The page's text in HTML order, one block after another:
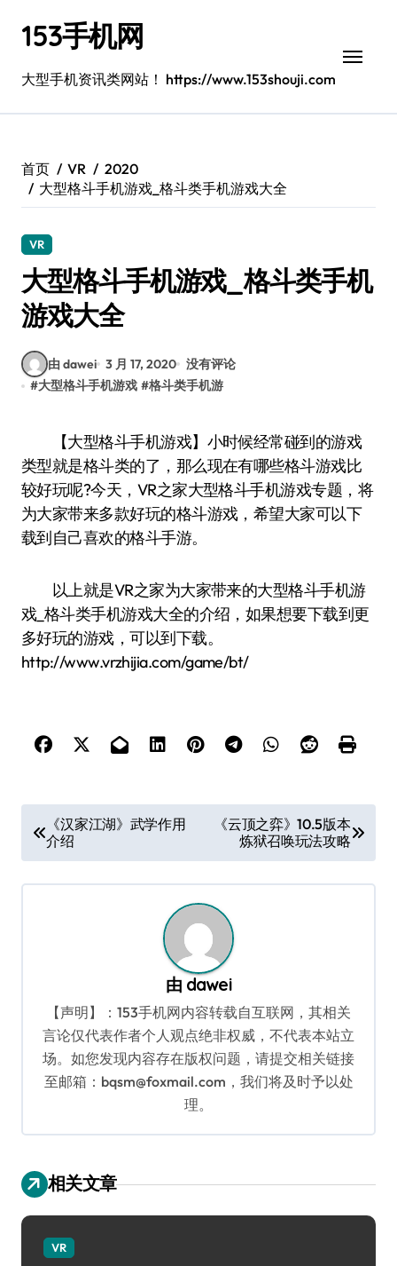
153手机网
大型手机资讯类网站！ https://www.153shouji.com
首页 VR
2020
大型格斗手机游戏_格斗类手机游戏大全
VR
大型格斗手机游戏_格斗类手机
游戏大全
由 dawei 3 月 17, 2020 没有评论
#大型格斗手机游戏 #格斗类手机游
【大型格斗手机游戏】小时候经常碰到的游戏
类型就是格斗类的了，那么现在有哪些格斗游戏比
较好玩呢?今天，VR之家大型格斗手机游戏专题，将
为大家带来多款好玩的格斗游戏，希望大家可以下
载到自己喜欢的格斗手游。
以上就是VR之家为大家带来的大型格斗手机游
戏_格斗类手机游戏大全的介绍，如果想要下载到更
多好玩的游戏，可以到下载。
http://www.vrzhijia.com/game/bt/
章
导
《汉家江湖》武学作用
介绍
《云顶之弈》10.5版本
炼狱召唤玩法攻略
由 dawei
【声明】：153手机网内容转载自互联网，其相关
言论仅代表作者个人观点绝非权威，不代表本站立
场。如您发现内容存在版权问题，请提交相关链接
至邮箱：bqsm@foxmail.com，我们将及时予以处
理。
相关文章
VR